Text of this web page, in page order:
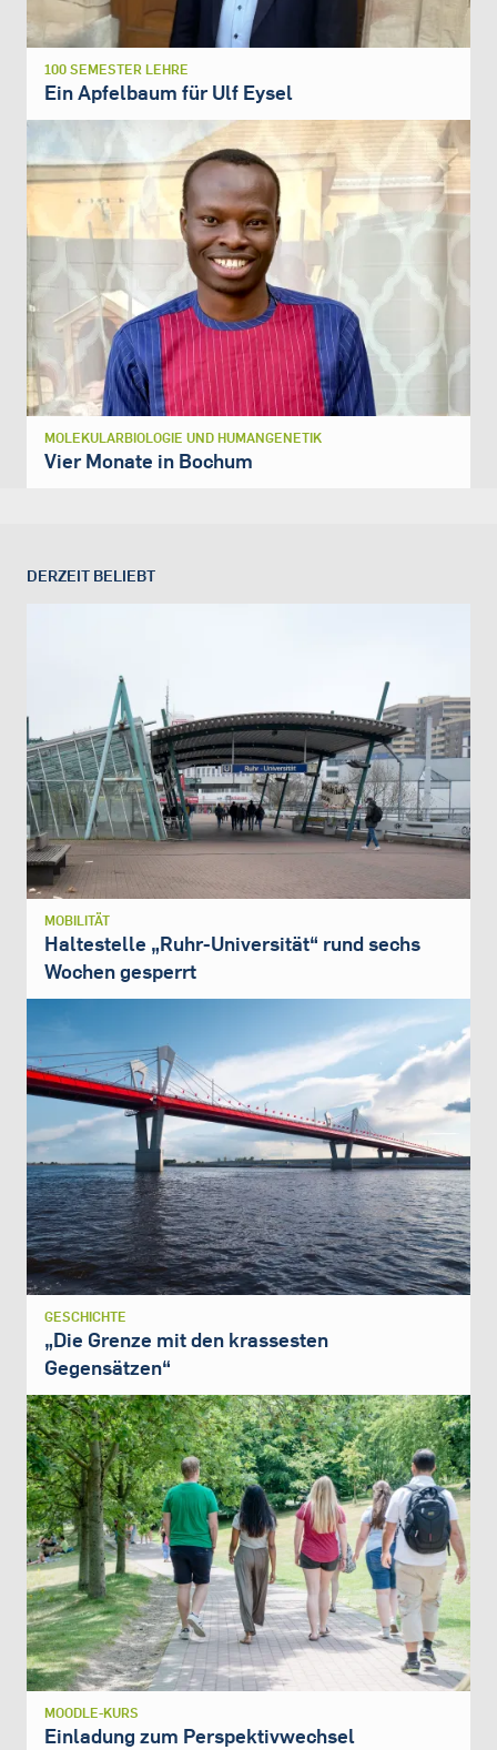
100 SEMESTER LEHRE
Ein Apfelbaum für Ulf Eysel
MOLEKULARBIOLOGIE UND HUMANGENETIK
Vier Monate in Bochum
DERZEIT BELIEBT
MOBILITÄT
Haltestelle „Ruhr-Universität“ rund sechs
Wochen gesperrt
GESCHICHTE
„Die Grenze mit den krassesten
Gegensätzen“
MOODLE-KURS
Einladung zum Perspektivwechsel